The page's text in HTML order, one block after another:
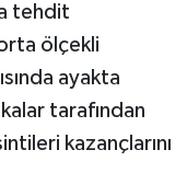
tehdit
ölçekli
ayakta
tarafından
kazançlarını